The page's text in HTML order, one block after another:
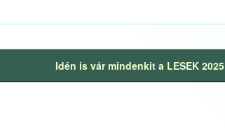
Idén is vár mindenkit a LESEK 2025